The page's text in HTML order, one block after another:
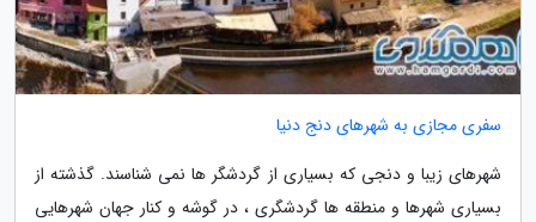
سفری مجازی به شهرهای دنج دنیا
شهرهای زیبا و دنجی که بسیاری از گردشگر ها نمی شناسند. گذشته از
بسیاری شهرها و منطقه ها گردشگری ، در گوشه و کنار جهان شهرهایی